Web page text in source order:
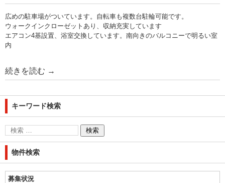
広めの駐車場がついています。自転車も複数台駐輪可能です。
ウォークインクローゼットあり、収納充実しています
エアコン4基設置、浴室交換しています。南向きのバルコニーで明るい室
内
続きを読む →
キーワード検索
物件検索
募集状況